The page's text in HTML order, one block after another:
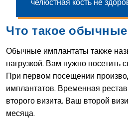
челюстная кость не
Что такое
Обычные имплантаты также
нагрузкой. Вам нужно посетить
При первом посещении
имплантатов. Временная
второго визита. Ваш второй
месяца.